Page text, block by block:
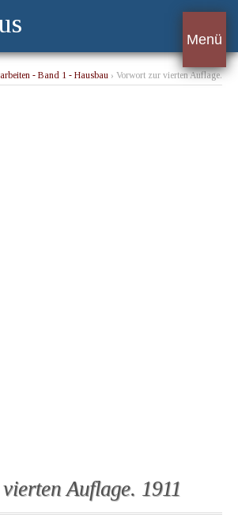
Menü
- Band 1 - Hausbau › Vorwort zur vierten Auflage.
Auflage. 1911